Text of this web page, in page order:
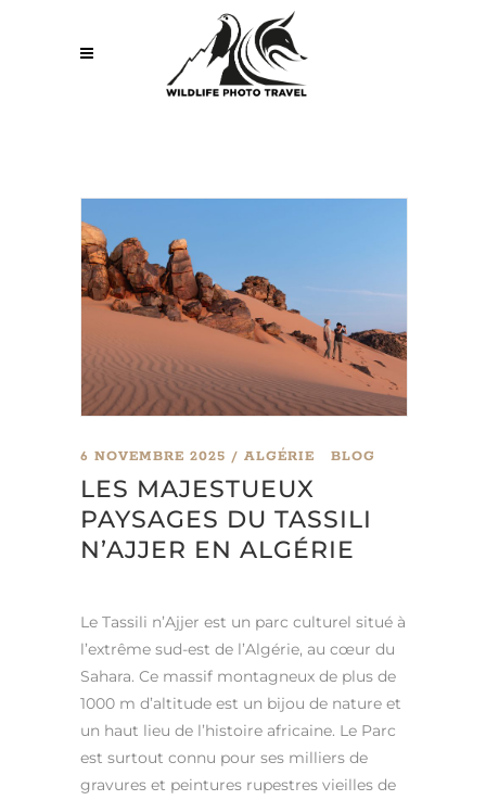
6 NOVEMBRE 2025 ALGÉRIE BLOG
LES MAJESTUEUX
PAYSAGES DU TASSILI
N’AJJER EN ALGÉRIE
Le Tassili n’Ajjer est un parc culturel situé à
l’extrême sud-est de l’Algérie, au cœur du
Sahara. Ce massif montagneux de plus de
1000 m d’altitude est un bijou de nature et
un haut lieu de l’histoire africaine. Le Parc
est surtout connu pour ses milliers de
gravures et peintures rupestres vieilles de